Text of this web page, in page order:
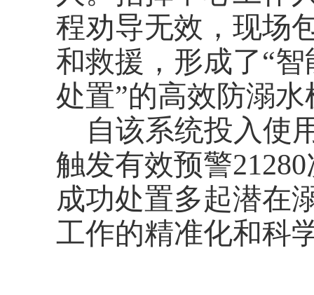
程劝导无效，现场
和救援，形成了“
处置”的高效防溺水
自该系统投入使
触发有效预警
成功处置多起潜在
工作的精准化和科